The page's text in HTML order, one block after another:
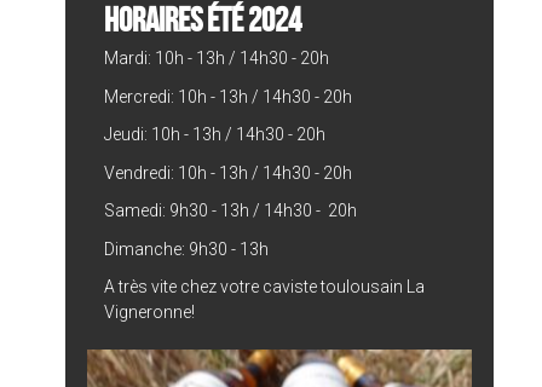
HORAIRES ÉTÉ 2024
Mardi: 10h - 13h / 14h30 - 20h
Mercredi: 10h - 13h / 14h30 - 20h
Jeudi: 10h - 13h / 14h30 - 20h
Vendredi: 10h - 13h / 14h30 - 20h
Samedi: 9h30 - 13h / 14h30 - 20h
Dimanche: 9h30 - 13h
A très vite chez votre caviste toulousain La
Vigneronne!